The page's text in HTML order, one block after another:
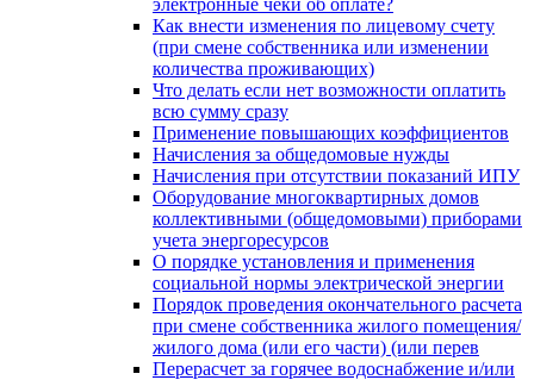
электронные чеки об оплате?
Как внести изменения по лицевому счету
(при смене собственника или изменении
количества проживающих)
Что делать если нет возможности оплатить
всю сумму сразу
Применение повышающих коэффициентов
Начисления за общедомовые нужды
Начисления при отсутствии показаний ИПУ
Оборудование многоквартирных домов
коллективными (общедомовыми) приборами
учета энергоресурсов
О порядке установления и применения
социальной нормы электрической энергии
Порядок проведения окончательного расчета
при смене собственника жилого помещения/
жилого дома (или его части) (или перев
Перерасчет за горячее водоснабжение и/или